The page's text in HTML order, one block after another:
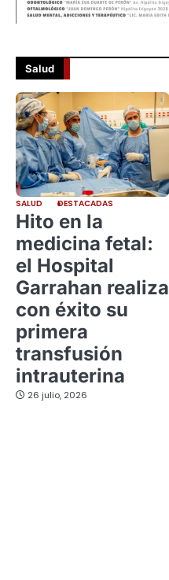
Salud
SALUD DESTACADAS
Hito en la
medicina fetal:
el Hospital
Garrahan realiza
con éxito su
primera
transfusión
intrauterina
26 julio, 2026